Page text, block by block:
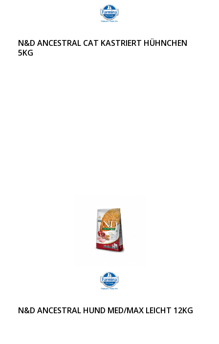
N&D ANCESTRAL CAT KASTRIERT HÜHNCHEN
5KG
N&D ANCESTRAL HUND MED/MAX LEICHT 12KG